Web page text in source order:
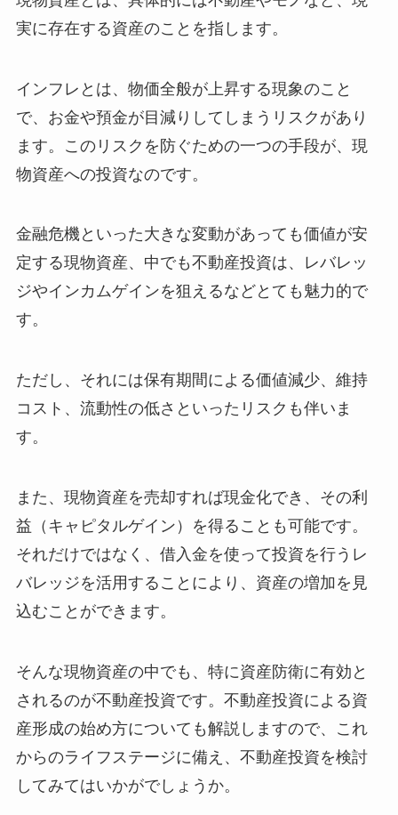
実に存在する資産のことを指します。
インフレとは、物価全般が上昇する現象のこと
で、お金や預金が目減りしてしまうリスクがあり
ます。このリスクを防ぐための一つの手段が、現
物資産への投資なのです。
金融危機といった大きな変動があっても価値が安
定する現物資産、中でも不動産投資は、レバレッ
ジやインカムゲインを狙えるなどとても魅力的で
す。
ただし、それには保有期間による価値減少、維持
コスト、流動性の低さといったリスクも伴いま
す。
また、現物資産を売却すれば現金化でき、その利
益（キャピタルゲイン）を得ることも可能です。
それだけではなく、借入金を使って投資を行うレ
バレッジを活用することにより、資産の増加を見
込むことができます。
そんな現物資産の中でも、特に資産防衛に有効と
されるのが不動産投資です。不動産投資による資
産形成の始め方についても解説しますので、これ
からのライフステージに備え、不動産投資を検討
してみてはいかがでしょうか。